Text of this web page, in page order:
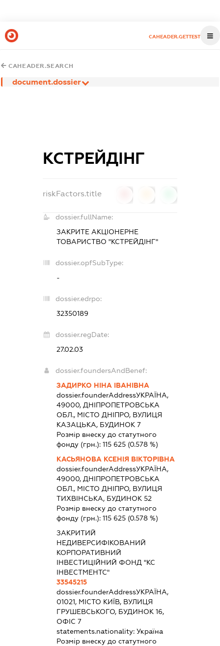
CAHEADER.GETTEST
CAHEADER.SEARCH
document.dossier
КСТРЕЙДІНГ
riskFactors.title
dossier.fullName:
ЗАКРИТЕ АКЦІОНЕРНЕ
ТОВАРИСТВО "КСТРЕЙДІНГ"
dossier.opfSubType:
-
dossier.edrpo:
32350189
dossier.regDate:
27.02.03
dossier.foundersAndBenef:
ЗАДИРКО НІНА ІВАНІВНА
dossier.founderAddressУКРАЇНА,
49000, ДНІПРОПЕТРОВСЬКА
ОБЛ., МІСТО ДНІПРО, ВУЛИЦЯ
КАЗАЦЬКА, БУДИНОК 7
Розмір внеску до статутного
фонду (грн.): 115 625(0.578 %)
КАСЬЯНОВА КСЕНІЯ ВІКТОРІВНА
dossier.founderAddressУКРАЇНА,
49000, ДНІПРОПЕТРОВСЬКА
ОБЛ., МІСТО ДНІПРО, ВУЛИЦЯ
ТИХВІНСЬКА, БУДИНОК 52
Розмір внеску до статутного
фонду (грн.): 115 625(0.578 %)
ЗАКРИТИЙ
НЕДИВЕРСИФІКОВАНИЙ
КОРПОРАТИВНИЙ
ІНВЕСТИЦІЙНИЙ ФОНД "КС
ІНВЕСТМЕНТС"
33545215
dossier.founderAddressУКРАЇНА,
01021, МІСТО КИЇВ, ВУЛИЦЯ
ГРУШЕВСЬКОГО, БУДИНОК 16,
ОФІС 7
statements.nationality: Україна
Розмір внеску до статутного